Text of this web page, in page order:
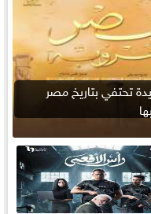
تحتفي بتاريخ مصر